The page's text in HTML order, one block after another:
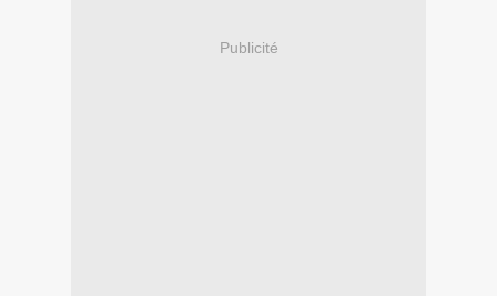
Publicité